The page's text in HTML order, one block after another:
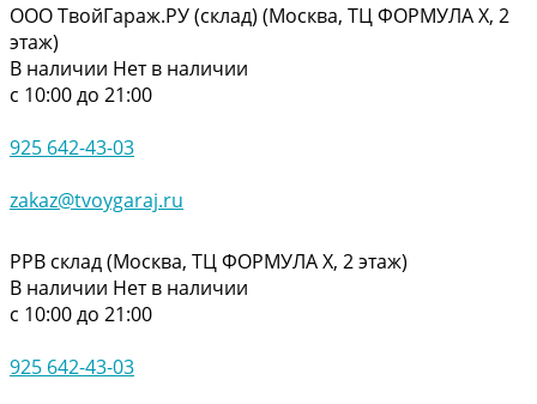
ООО ТвойГараж.РУ (склад) (Москва, ТЦ ФОРМУЛА Х, 2
этаж)
В наличии Нет в наличии
с 10:00 до 21:00
925 642-43-03
zakaz@tvoygaraj.ru
РРВ склад (Москва, ТЦ ФОРМУЛА Х, 2 этаж)
В наличии Нет в наличии
с 10:00 до 21:00
925 642-43-03